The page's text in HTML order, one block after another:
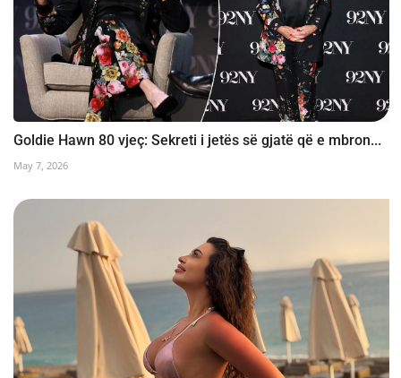
Goldie Hawn 80 vjeç: Sekreti i jetës së gjatë që e mbron...
May 7, 2026